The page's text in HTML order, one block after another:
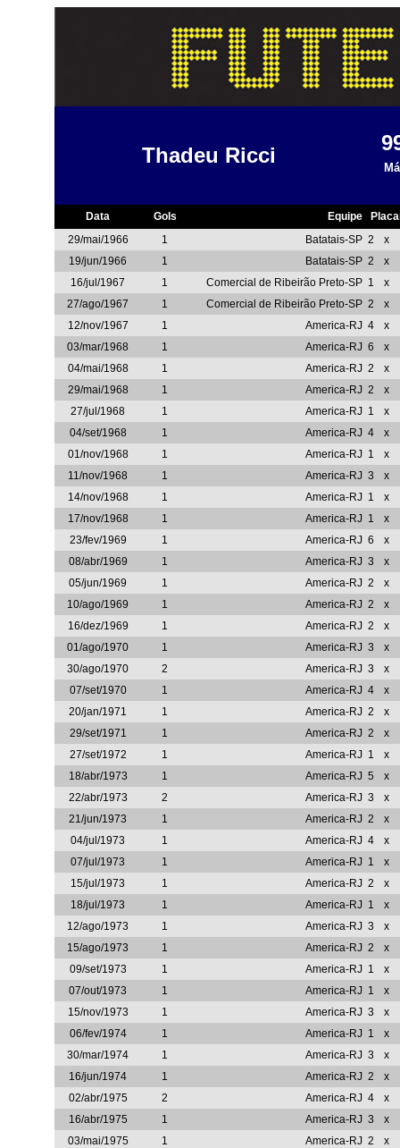
Thadeu Ricci
Data Gols Equipe
29/mai/1966
1 Batatais-SP 2 x
19/jun/1966
1 Batatais-SP 2 x
16/jul/1967
1 Comercial de Ribeirão Preto-SP 1 x
27/ago/1967
1 Comercial de Ribeirão Preto-SP 2 x
12/nov/1967
1 America-RJ 4 x
03/mar/1968
1 America-RJ 6 x
04/mai/1968
1 America-RJ 2 x
29/mai/1968
1 America-RJ 2 x
27/jul/1968
1 America-RJ 1 x
04/set/1968
1 America-RJ 4 x
01/nov/1968
1 America-RJ 1 x
11/nov/1968
1 America-RJ 3 x
14/nov/1968
1 America-RJ 1 x
17/nov/1968
1 America-RJ 1 x
23/fev/1969
1 America-RJ 6 x
08/abr/1969
1 America-RJ 3 x
05/jun/1969
1 America-RJ 2 x
10/ago/1969
1 America-RJ 2 x
16/dez/1969
1 America-RJ 2 x
01/ago/1970
1 America-RJ 3 x
30/ago/1970
2 America-RJ 3 x
07/set/1970
1 America-RJ 4 x
20/jan/1971
1 America-RJ 2 x
29/set/1971
1 America-RJ 2 x
27/set/1972
1 America-RJ 1 x
18/abr/1973
1 America-RJ 5 x
22/abr/1973
2 America-RJ 3 x
21/jun/1973
1 America-RJ 2 x
04/jul/1973
1 America-RJ 4 x
07/jul/1973
1 America-RJ 1 x
15/jul/1973
1 America-RJ 2 x
18/jul/1973
1 America-RJ 1 x
12/ago/1973
1 America-RJ 3 x
15/ago/1973
1 America-RJ 2 x
09/set/1973
1 America-RJ 1 x
07/out/1973
1 America-RJ 1 x
15/nov/1973
1 America-RJ 3 x
06/fev/1974
1 America-RJ 1 x
30/mar/1974
1 America-RJ 3 x
16/jun/1974
1 America-RJ 2 x
02/abr/1975
2 America-RJ 4 x
16/abr/1975
1 America-RJ 3 x
03/mai/1975
1 America-RJ 2 x